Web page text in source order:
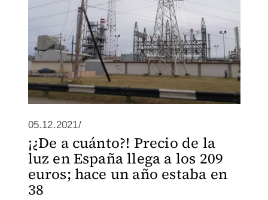
05.12.2021/
¡¿De a cuánto?! Precio de la
luz en España llega a los 209
euros; hace un año estaba en
38